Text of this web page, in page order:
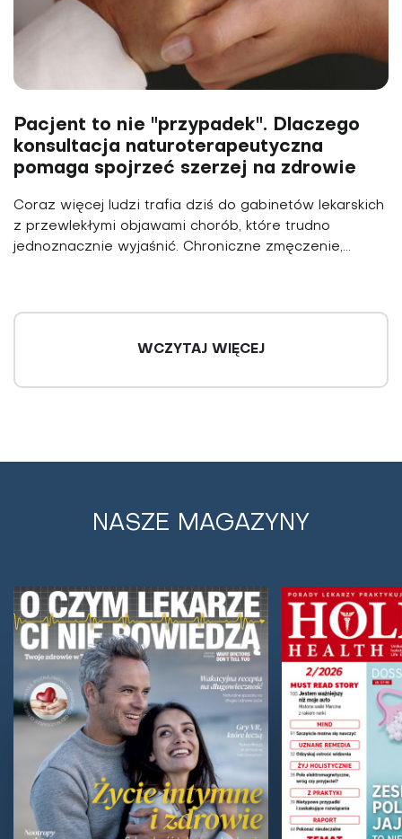
Pacjent to nie "przypadek". Dlaczego
konsultacja naturoterapeutyczna
pomaga spojrzeć szerzej na zdrowie
Coraz więcej ludzi trafia dziś do gabinetów lekarskich
z przewlekłymi objawami chorób, które trudno
jednoznacznie wyjaśnić. Chroniczne zmęczenie,...
leczenia opracowane przez polskich
naukowców
Polacy rewolucjonizują leczenie tej przypadłości! Dwa
oddzielne zespoły opracowały dwie nowe
rozwiązania terapeutyczne. Dzięki temu dziś usuwa...
WCZYTAJ WIĘCEJ
NASZE MAGAZYNY